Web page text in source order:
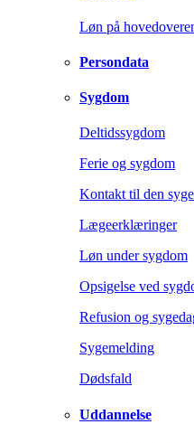
Løn på
Persondata
Sygdom
Deltidssygdom
Ferie og sygdom
Kontakt til den
Lægeerklæringer
Løn under sygdom
Opsigelse ved
Refusion og
Sygemelding
Dødsfald
Uddannelse